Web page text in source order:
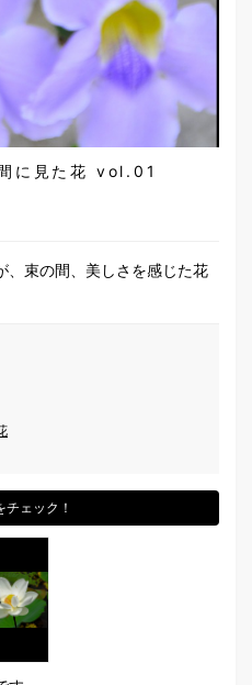
に見た花 vol.01
、束の間、美しさを感じた花
チェック！